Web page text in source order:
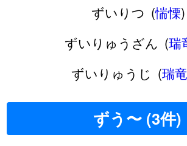
ずいりつ (惴慄)
ずいりゅうざん (瑞
ずいりゅうじ (瑞
ずう〜 (3件)